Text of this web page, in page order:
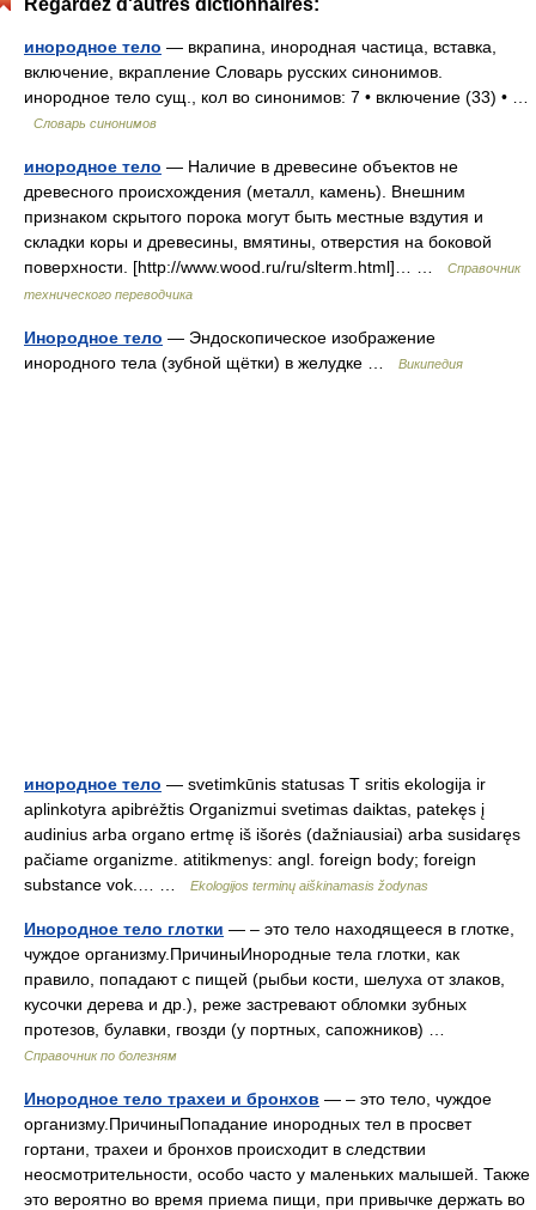
Regardez d'autres dictionnaires:
инородное тело — вкрапина, инородная частица, вставка,
включение, вкрапление Словарь русских синонимов.
инородное тело сущ., кол во синонимов: 7 • включение (33) • …
Словарь синонимов
инородное тело — Наличие в древесине объектов не
древесного происхождения (металл, камень). Внешним
признаком скрытого порока могут быть местные вздутия и
складки коры и древесины, вмятины, отверстия на боковой
поверхности. [http://www.wood.ru/ru/slterm.html]… …
Справочник
технического переводчика
Инородное тело — Эндоскопическое изображение
инородного тела (зубной щётки) в желудке …
Википедия
инородное тело — svetimkūnis statusas T sritis ekologija ir
aplinkotyra apibrėžtis Organizmui svetimas daiktas, patekęs į
audinius arba organo ertmę iš išorės (dažniausiai) arba susidaręs
pačiame organizme. atitikmenys: angl. foreign body; foreign
substance vok.… …
Ekologijos terminų aiškinamasis žodynas
Инородное тело глотки — – это тело находящееся в глотке,
чуждое организму.ПричиныИнородные тела глотки, как
правило, попадают с пищей (рыбьи кости, шелуха от злаков,
кусочки дерева и др.), реже застревают обломки зубных
протезов, булавки, гвозди (у портных, сапожников) …
Справочник по болезням
Инородное тело трахеи и бронхов — – это тело, чуждое
организму.ПричиныПопадание инородных тел в просвет
гортани, трахеи и бронхов происходит в следствии
неосмотрительности, особо часто у маленьких малышей. Также
это вероятно во время приема пищи, при привычке держать во